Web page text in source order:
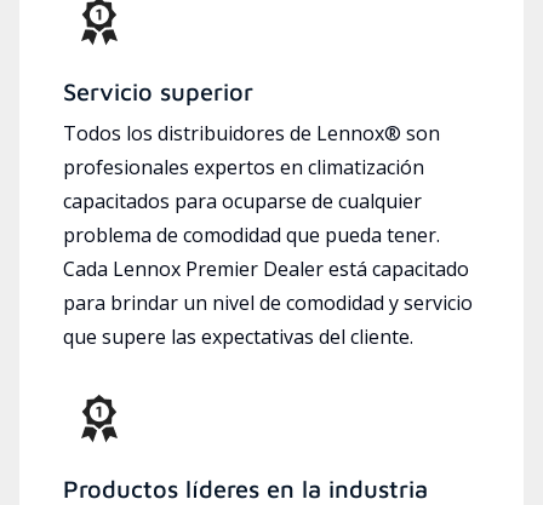
Servicio superior
Todos los distribuidores de Lennox® son
profesionales expertos en climatización
capacitados para ocuparse de cualquier
problema de comodidad que pueda tener.
Cada Lennox Premier Dealer está capacitado
para brindar un nivel de comodidad y servicio
que supere las expectativas del cliente.
Productos líderes en la industria